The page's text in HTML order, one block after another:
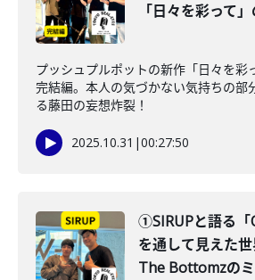
「日々を彩って
プッシュプルポットの新作「日々を彩
完結編。本人の気づかない気持ちの部
る藤田の妄想炸裂！
2025.10.31 |00:27:50
①SIRUPと語る「
を通して見えた
The Bottomzの